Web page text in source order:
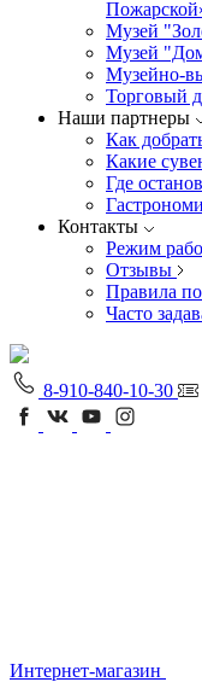
Музей
Музей
Музейно-
Торговый
Наши партнеры
Как
Какие
Где
Контакты
Режим
Отзывы
Правила
Часто
8-910-840-10-30
Интернет-магазин